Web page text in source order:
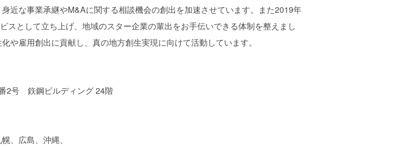
近な事業承継やM&Aに関する相談機会の創出を加速させています。また2019年
スとして立ち上げ、地域のスター企業の輩出をお手伝いできる体制を整えまし
や雇用創出に貢献し、真の地方創生実現に向けて活動しています。
2号 鉃鋼ビルディング 24階
広島、沖縄、